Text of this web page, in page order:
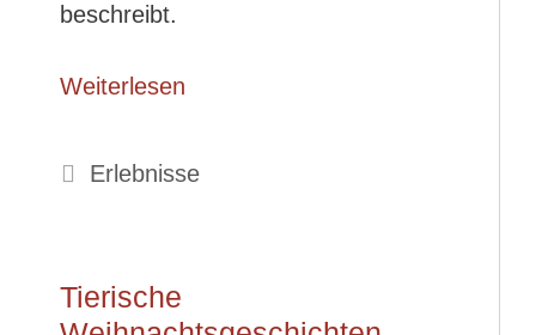
beschreibt.
Weiterlesen
Kategorien
Erlebnisse
Tierische